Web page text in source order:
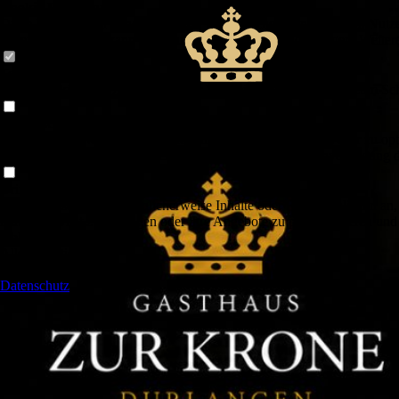
Diese Webseite verwendet Cookies, um Besuchern ein optimales
Datenverarbeitung kann dann auch in einem Drittland erfolgen.
Diese Cookies sind zum Betrieb der Webseite notwendig, z.B. zum
Diese Cookies werden verwendet, um das Nutzererlebnis weiter zu
Ausspielung von personalisierter Werbung durch die Nachverfolgung
Diese Webseite bietet möglicherweise Inhalte oder Funktionalitäten
Nutzeraktivität zu verfolgen oder ihre Angebote zu personalisieren und
Datenschutz